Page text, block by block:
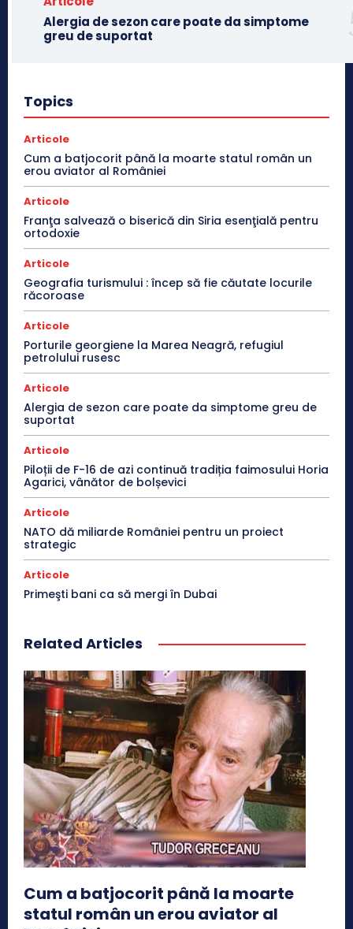
Alergia de sezon care poate da simptome
greu de suportat
Topics
Articole
Cum a batjocorit până la moarte statul român un
erou aviator al României
Articole
Franţa salvează o biserică din Siria esenţială pentru
ortodoxie
Articole
Geografia turismului : încep să fie căutate locurile
răcoroase
Articole
Porturile georgiene la Marea Neagră, refugiul
petrolului rusesc
Articole
Alergia de sezon care poate da simptome greu de
suportat
Articole
Piloții de F-16 de azi continuă tradiția faimosului Horia
Agarici, vânător de bolșevici
Articole
NATO dă miliarde României pentru un proiect
strategic
Articole
Primeşti bani ca să mergi în Dubai
Related Articles
Cum a batjocorit până la moarte
statul român un erou aviator al